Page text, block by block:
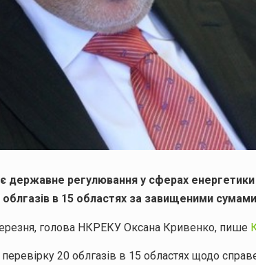
державне регулювання у сферах енергетики
в 15 областях за завищеними
голова НКРЕКУ Оксана Кривенко, пише
20 облгазів в 15 областях щодо